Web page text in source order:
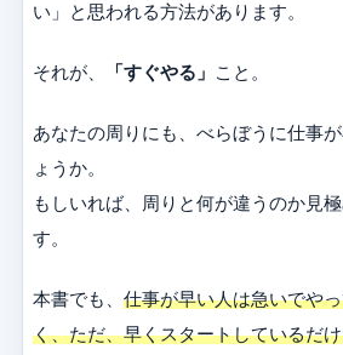
い」と思われる方法があります。
それが、 「すぐやる」 こと。
あなたの周りにも、べらぼうに仕事
ょうか。
もしいれば、周りと何が違うのか見
す。
本書でも、 仕事が早い人は急いでや
く、ただ、早くスタートしているだ